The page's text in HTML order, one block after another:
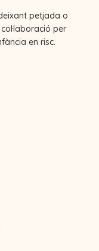
petjada o
per
en risc.